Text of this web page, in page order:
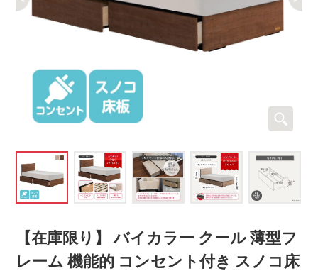
【在庫限り】 バイカラー クール 薄型フ
レーム 機能的 コンセント付き スノコ床